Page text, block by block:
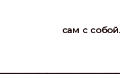
сам с собой.